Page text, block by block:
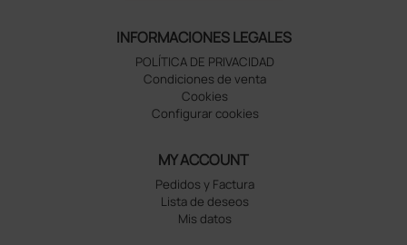
INFORMACIONES LEGALES
POLÍTICA DE PRIVACIDAD
Condiciones de venta
Cookies
Configurar cookies
MY ACCOUNT
Pedidos y Factura
Lista de deseos
Mis datos